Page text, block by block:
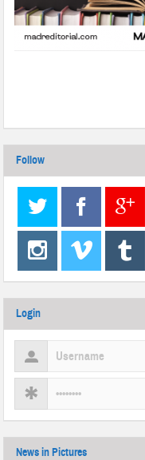
Follow
Login
News in Pictures